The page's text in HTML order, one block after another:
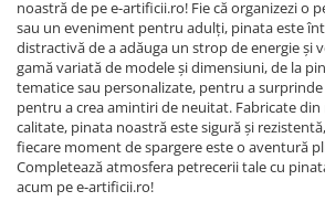
noastră de pe e-artificii.ro! Fie că organizezi o
sau un eveniment pentru adulți, pinata este
distractivă de a adăuga un strop de energie și
gamă variată de modele și dimensiuni, de la
tematice sau personalizate, pentru a
pentru a crea amintiri de neuitat. Fabricate
calitate, pinata noastră este sigură și
fiecare moment de spargere este o aventură
Completează atmosfera petrecerii tale cu
acum pe e-artificii.ro!